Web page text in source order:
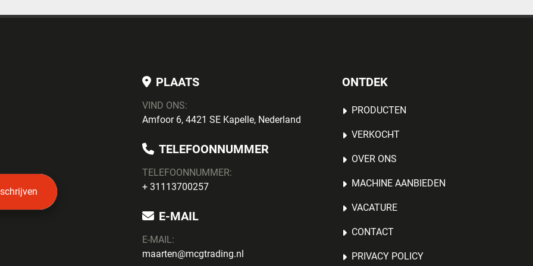
PLAATS
VIND ONS:
Amfoor 6, 4421 SE Kapelle, Nederland
TELEFOONNUMMER
TELEFOONNUMMER:
+ 31113700257
E-MAIL
E-MAIL:
maarten@mcgtrading.nl
ONTDEK
PRODUCTEN
VERKOCHT
OVER ONS
MACHINE AANBIEDEN
VACATURE
CONTACT
PRIVACY POLICY